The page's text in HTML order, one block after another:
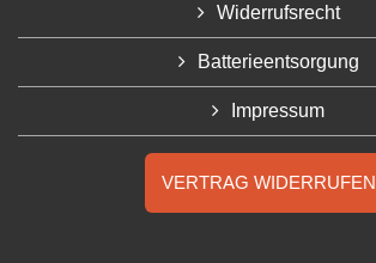
Widerrufsrecht
Batterieentsorgung
Impressum
VERTRAG WIDERRUFEN